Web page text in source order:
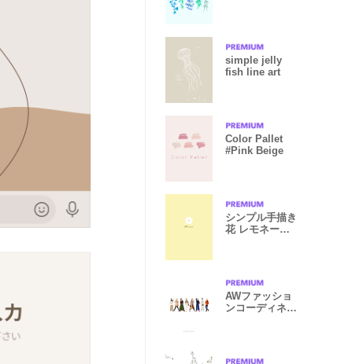
simple jelly
fish line art
Color Pallet
#Pink Beige
シンプル手描き
花 レモネード
AWファッショ
ンコーディネー